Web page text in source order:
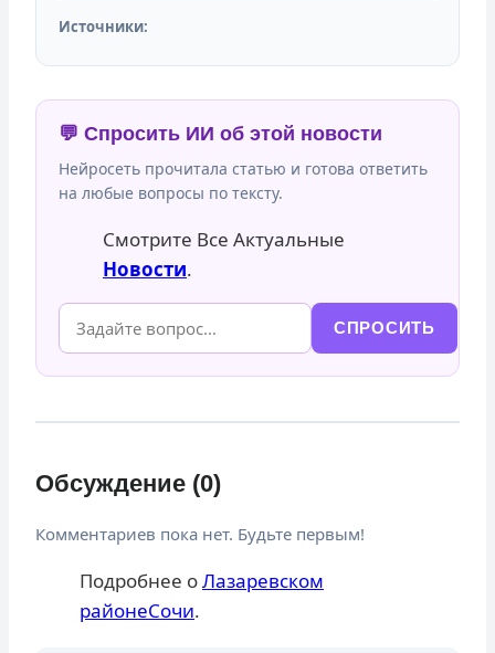
Источники:
💬 Спросить ИИ об этой новости
Нейросеть прочитала статью и готова ответить
на любые вопросы по тексту.
Смотрите Все Актуальные
Новости.
СПРОСИТЬ
Обсуждение (0)
Комментариев пока нет. Будьте первым!
Подробнее оЛазаревском
районеСочи.